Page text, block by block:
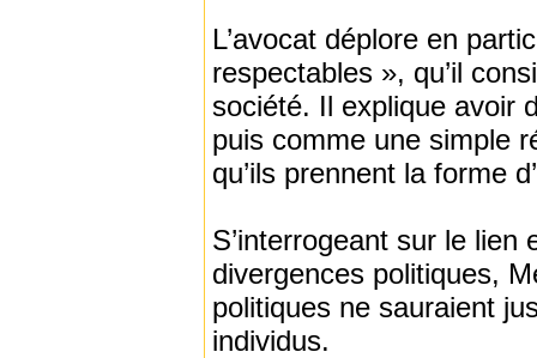
L’avocat déplore en
respectables », qu’il
société. Il explique avoir
puis comme une simple
qu’ils prennent la forme
S’interrogeant sur le
divergences politiques,
politiques ne sauraient
individus.